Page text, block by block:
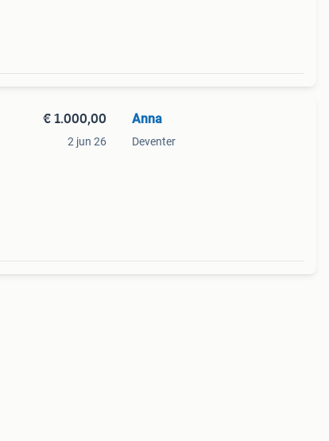
€ 1.000,00
2 jun 26
Anna
Deventer